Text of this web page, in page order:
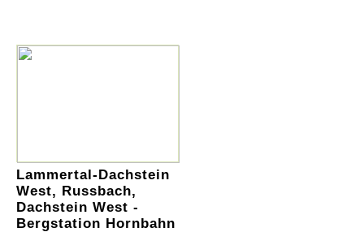
Lammertal-Dachstein
West, Russbach,
Dachstein West -
Bergstation Hornbahn